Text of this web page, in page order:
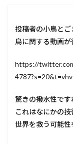
投稿者の小鳥とご
鳥に関する動画が
https://
驚きの撥水性です
これはなにかの
世界を救う可能性